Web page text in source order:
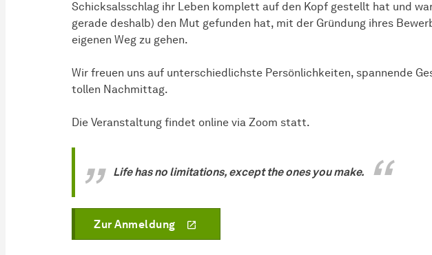
Schicksalsschlag ihr Leben komplett auf den Kopf gestellt hat und
gerade deshalb) den Mut gefunden hat, mit der Gründung ihres
eigenen Weg zu gehen.
Wir freuen uns auf unterschiedlichste Persönlichkeiten, spannende
tollen Nachmittag.
Die Veranstaltung findet online via Zoom statt.
Life has no limitations, except the ones you make.
Zur Anmeldung